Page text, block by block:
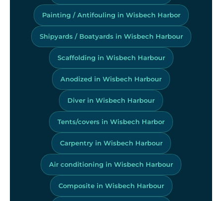
Painting / Antifouling in Wisbech Harbor
Shipyards / Boatyards in Wisbech Harbour
Scaffolding in Wisbech Harbour
Anodized in Wisbech Harbour
Diver in Wisbech Harbour
Tents/covers in Wisbech Harbor
Carpentry in Wisbech Harbour
Air conditioning in Wisbech Harbour
Composite in Wisbech Harbour